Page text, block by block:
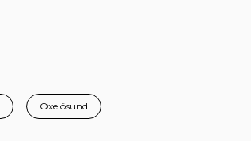
Oxelösund